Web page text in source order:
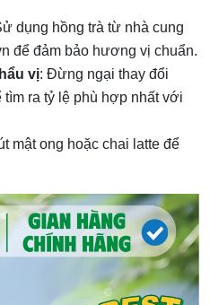
dụng hồng trà từ nhà cung
để đảm bảo hương vị chuẩn.
vị: Đừng ngại thay đổi
ra tỷ lệ phù hợp nhất với
mật ong hoặc chai latte để